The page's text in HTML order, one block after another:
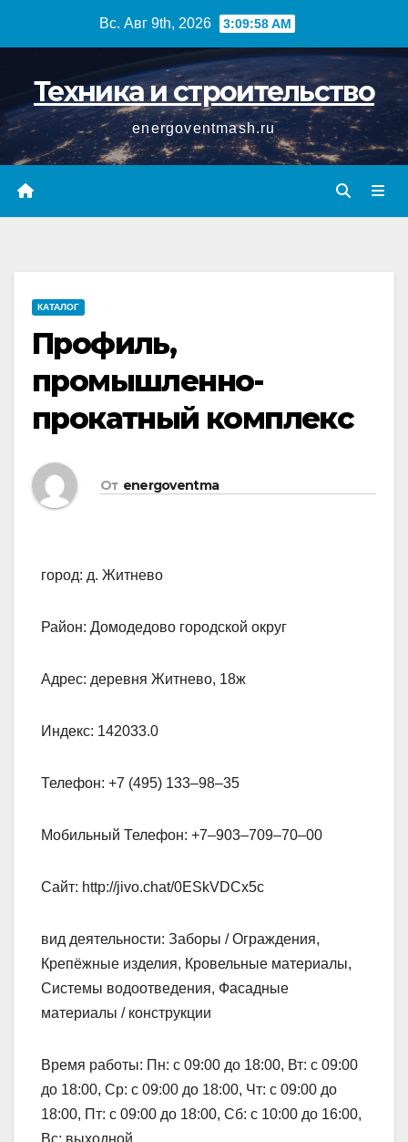
Вс. Авг 9th, 2026 3:09:58 AM
Техника и строительство
energoventmash.ru
КАТАЛОГ
Профиль,
промышленно-
прокатный комплекс
От energoventma
город: д. Житнево
Район: Домодедово городской округ
Адрес: деревня Житнево, 18ж
Индекс: 142033.0
Телефон: +7 (495) 133‒98‒35
Мобильный Телефон: +7‒903‒709‒70‒00
Сайт: http://jivo.chat/0ESkVDCx5c
вид деятельности: Заборы / Ограждения,
Крепёжные изделия, Кровельные материалы,
Системы водоотведения, Фасадные
материалы / конструкции
Время работы: Пн: с 09:00 до 18:00, Вт: с 09:00
до 18:00, Ср: с 09:00 до 18:00, Чт: с 09:00 до
18:00, Пт: с 09:00 до 18:00, Сб: с 10:00 до 16:00,